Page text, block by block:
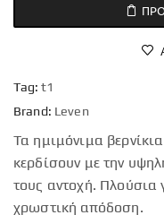
Tag: t1
Brand: Leven
Τα ημιμόνιμα
κερδίσουν με την
τους αντοχή. Πλούσια
χρωστική απόδοση.